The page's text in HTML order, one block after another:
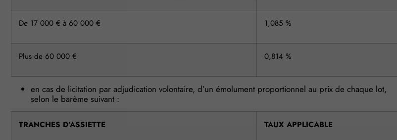
De 17 000 € à 60 000 € 1,085 %
Plus de 60 000 € 0,814 %
en cas de licitation par adjudication volontaire, d’un émolument proportionnel au prix de chaque lot,
selon le barème suivant :
TRANCHES D’ASSIETTE TAUX APPLICABLE